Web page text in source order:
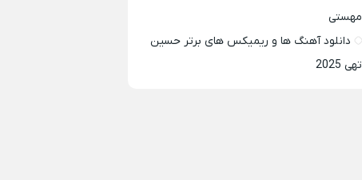
مهستی
دانلود آهنگ ها و ریمیکس های برتر حسین
تهی 2025